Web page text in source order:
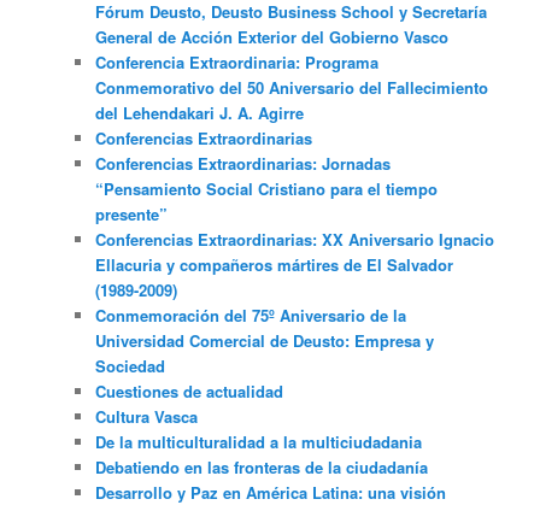
Fórum Deusto, Deusto Business School y Secretaría
General de Acción Exterior del Gobierno Vasco
Conferencia Extraordinaria: Programa
Conmemorativo del 50 Aniversario del Fallecimiento
del Lehendakari J. A. Agirre
Conferencias Extraordinarias
Conferencias Extraordinarias: Jornadas
“Pensamiento Social Cristiano para el tiempo
presente”
Conferencias Extraordinarias: XX Aniversario Ignacio
Ellacuria y compañeros mártires de El Salvador
(1989-2009)
Conmemoración del 75º Aniversario de la
Universidad Comercial de Deusto: Empresa y
Sociedad
Cuestiones de actualidad
Cultura Vasca
De la multiculturalidad a la multiciudadania
Debatiendo en las fronteras de la ciudadanía
Desarrollo y Paz en América Latina: una visión